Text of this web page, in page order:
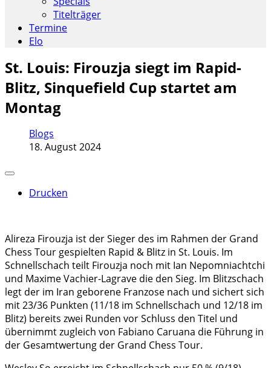
Titelträger
Termine
Elo
St. Louis: Firouzja siegt im Rapid-
Blitz, Sinquefield Cup startet am
Montag
Blogs
18. August 2024
Drucken
Alireza Firouzja ist der Sieger des im Rahmen der Grand
Chess Tour gespielten Rapid & Blitz in St. Louis. Im
Schnellschach teilt Firouzja noch mit Ian Nepomniachtchi
und Maxime Vachier-Lagrave die den Sieg. Im Blitzschach
legt der im Iran geborene Franzose nach und sichert sich
mit 23/36 Punkten (11/18 im Schnellschach und 12/18 im
Blitz) bereits zwei Runden vor Schluss den Titel und
übernimmt zugleich von Fabiano Caruana die Führung in
der Gesamtwertung der Grand Chess Tour.